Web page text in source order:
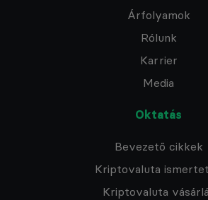
Árfolyamok
Rólunk
Karrier
Media
Oktatás
Bevezető cikkek
Kriptovaluta
Kriptovaluta